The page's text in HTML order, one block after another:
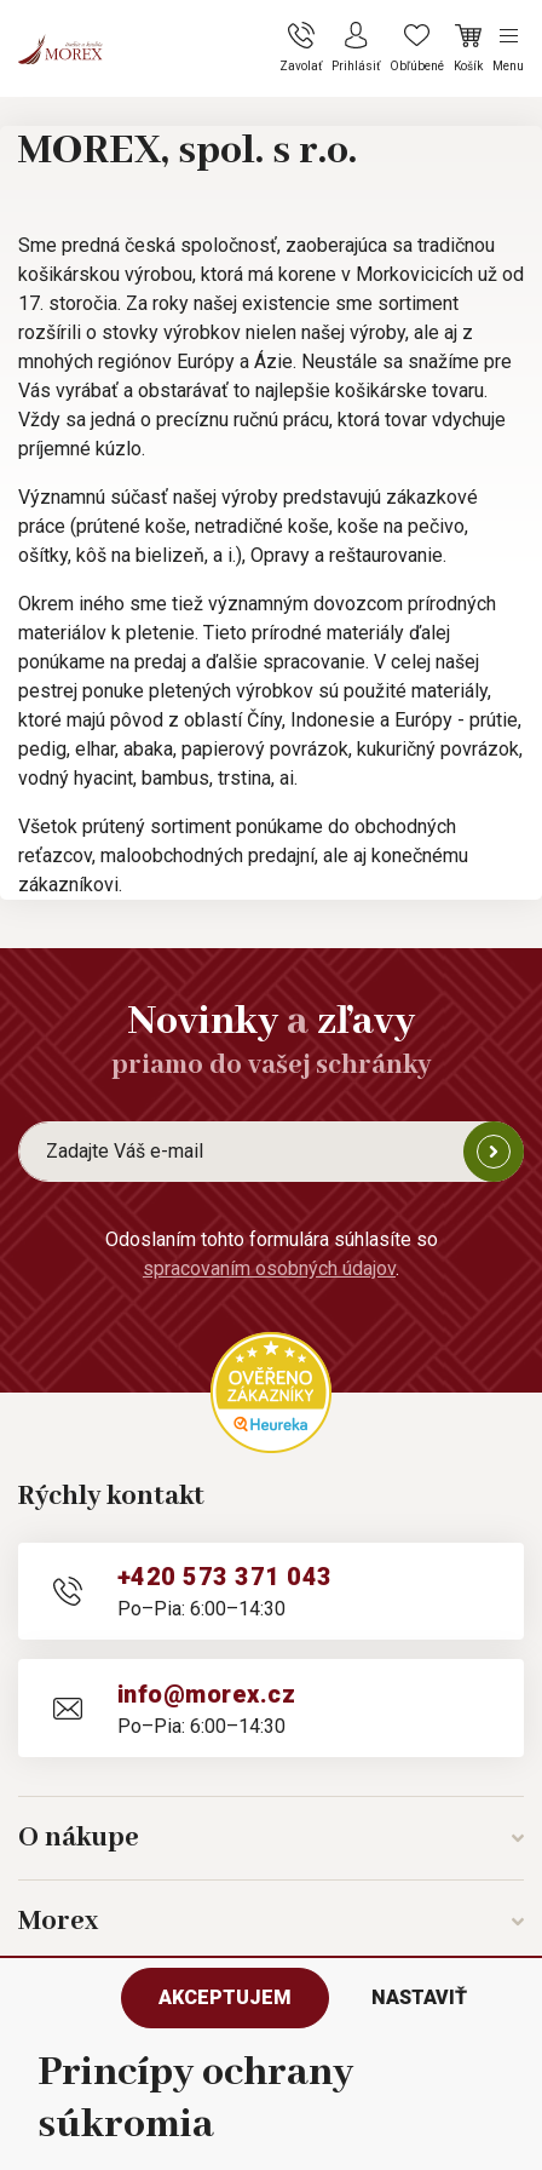
Zavolať Prihlásiť Obľúbené Košík Menu
MOREX, spol. s r.o.
Sme predná česká spoločnosť, zaoberajúca sa tradičnou
košikárskou výrobou, ktorá má korene v Morkovicicích už od
17. storočia. Za roky našej existencie sme sortiment
rozšírili o stovky výrobkov nielen našej výroby, ale aj z
mnohých regiónov Európy a Ázie. Neustále sa snažíme pre
Vás vyrábať a obstarávať to najlepšie košikárske tovaru.
Vždy sa jedná o precíznu ručnú prácu, ktorá tovar vdychuje
príjemné kúzlo.
Významnú súčasť našej výroby predstavujú zákazkové
práce (prútené koše, netradičné koše, koše na pečivo,
ošítky, kôš na bielizeň, a i.), Opravy a reštaurovanie.
Okrem iného sme tiež významným dovozcom prírodných
materiálov k pletenie. Tieto prírodné materiály ďalej
ponúkame na predaj a ďalšie spracovanie. V celej našej
pestrej ponuke pletených výrobkov sú použité materiály,
ktoré majú pôvod z oblastí Číny, Indonesie a Európy - prútie,
pedig, elhar, abaka, papierový povrázok, kukuričný povrázok,
vodný hyacint, bambus, trstina, ai.
Všetok prútený sortiment ponúkame do obchodných
reťazcov, maloobchodných predajní, ale aj konečnému
zákazníkovi.
Novinkyazľavy
priamo do vašej schránky
Odoslaním tohto formulára súhlasíte so
spracovaním osobných údajov.
Rýchly kontakt
+420 573 371 043
Po–Pia: 6:00–14:30
info@morex.cz
Po–Pia: 6:00–14:30
O nákupe
Morex
Sledujte nás
Všetky práva vyhradené © 2023
AKCEPTUJEM NASTAVIŤ
Princípy ochrany
súkromia